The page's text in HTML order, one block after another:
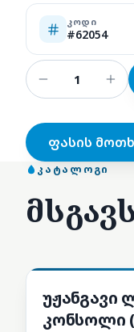
ᲙᲝᲓᲘ
#62054
ფასის
ᲙᲐᲢᲐᲚᲝᲒᲘ
სათადარიგო
უჟანგავი
კონსოლი